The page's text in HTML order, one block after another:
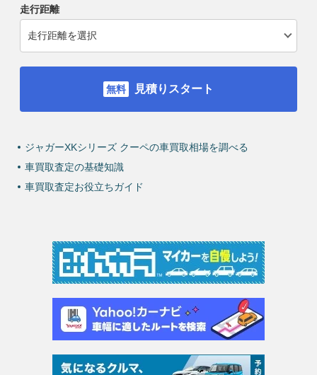
走行距離
見積りスタート
ジャガーXKシリーズ クーペの車買取相場を調べる
車買取査定の基礎知識
車買取査定お役立ちガイド